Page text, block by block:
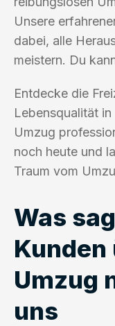
Unsere
dabei, alle
meistern. Du
Entdecke die
Lebensqualität
Umzug
noch heute und
Traum vom
Was
Kunden
Umzug
uns